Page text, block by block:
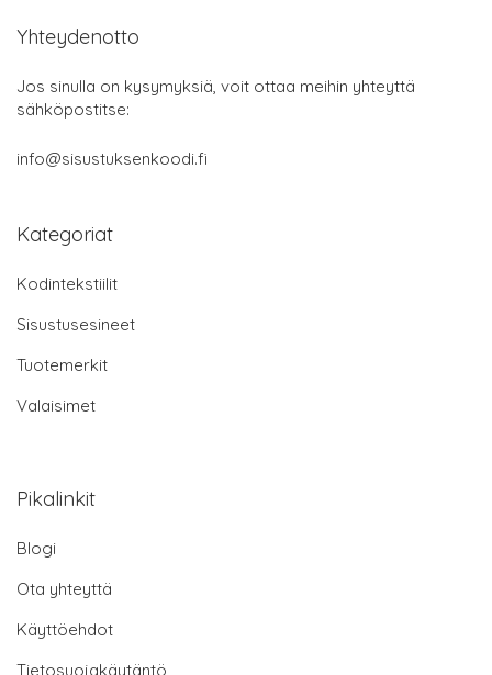
Yhteydenotto
Jos sinulla on kysymyksiä, voit ottaa meihin yhteyttä
sähköpostitse:
info@sisustuksenkoodi.fi
Kategoriat
Kodintekstiilit
Sisustusesineet
Tuotemerkit
Valaisimet
Pikalinkit
Blogi
Ota yhteyttä
Käyttöehdot
Tietosuojakäytäntö